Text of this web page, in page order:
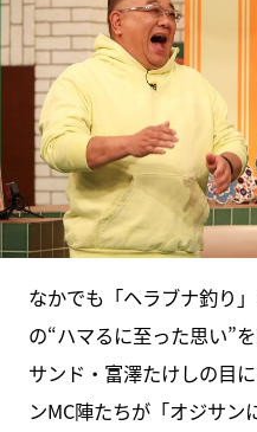
なかでも「ヘラブナ釣り
の“ハマるに至った思い”
サンド・富澤たけしの目
ンMC陣たちが「オジサン